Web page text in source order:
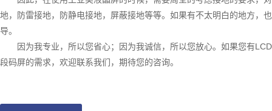
地，防雷接地，防静电接地，屏蔽接地等等。如果有不太明白的地方，
导。
因为我专业，所以您省心；因为我诚信，所以您放心。如果您有LCD
段码屏的需求，欢迎联系我们，期待您的咨询。